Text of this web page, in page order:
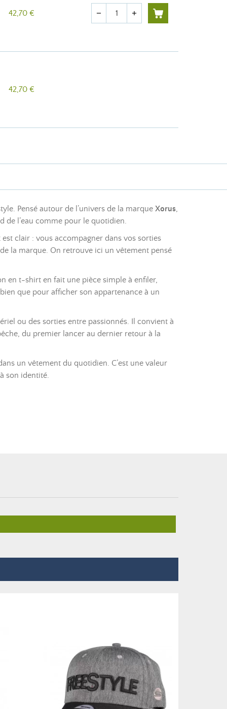
42,70 € Quantité
remove add
42,70 €
Pensé autour de l’univers de la marque Xorus,
de l’eau comme pour le quotidien.
clair : vous accompagner dans vos sorties
la marque. On retrouve ici un vêtement pensé
en t-shirt en fait une pièce simple à enfiler,
que pour afficher son appartenance à un
ou des sorties entre passionnés. Il convient à
du premier lancer au dernier retour à la
un vêtement du quotidien. C’est une valeur
son identité.